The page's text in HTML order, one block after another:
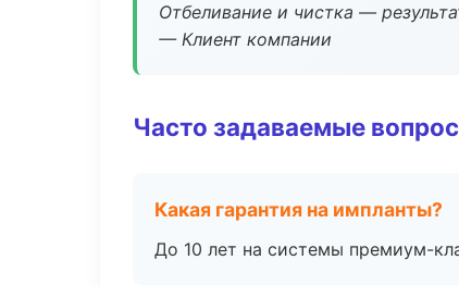
Отбеливание и чистка —
— Клиент компании
Часто задаваемые
Какая гарантия на импланты?
До 10 лет на системы премиум-